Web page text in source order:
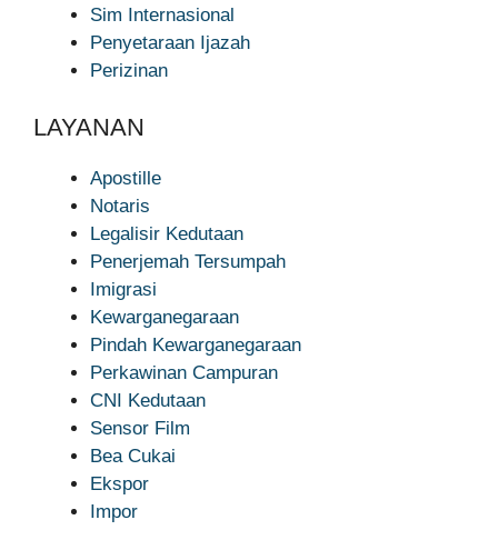
Sim Internasional
Penyetaraan Ijazah
Perizinan
LAYANAN
Apostille
Notaris
Legalisir Kedutaan
Penerjemah Tersumpah
Imigrasi
Kewarganegaraan
Pindah Kewarganegaraan
Perkawinan Campuran
CNI Kedutaan
Sensor Film
Bea Cukai
Ekspor
Impor